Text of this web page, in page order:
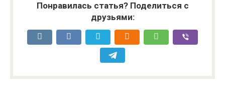
Понравилась статья? Поделиться с
друзьями: